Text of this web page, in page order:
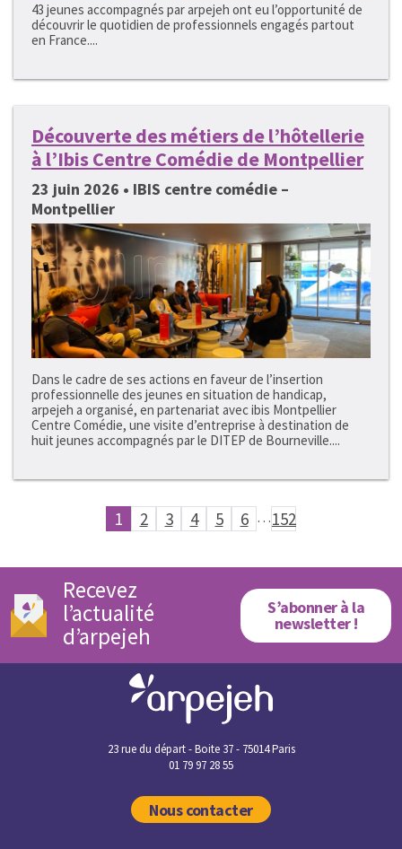
43 jeunes accompagnés par arpejeh ont eu l’opportunité de
découvrir le quotidien de professionnels engagés partout
en France....
Découverte des métiers de l’hôtellerie
à l’Ibis Centre Comédie de Montpellier
23 juin 2026 • IBIS centre comédie –
Montpellier
Dans le cadre de ses actions en faveur de l’insertion
professionnelle des jeunes en situation de handicap,
arpejeh a organisé, en partenariat avec ibis Montpellier
Centre Comédie, une visite d’entreprise à destination de
huit jeunes accompagnés par le DITEP de Bourneville....
1 2 3 4 5 6 …152
Recevez
l’actualité
d’arpejeh
S’abonner à la
newsletter !
23 rue du départ - Boite 37 - 75014 Paris
01 79 97 28 55
Nous contacter